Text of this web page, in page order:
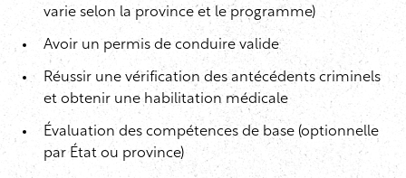
varie selon la province et le programme)
Avoir un permis de conduire valide
Réussir une vérification des antécédents criminels
et obtenir une habilitation médicale
Évaluation des compétences de base (optionnelle
par État ou province)